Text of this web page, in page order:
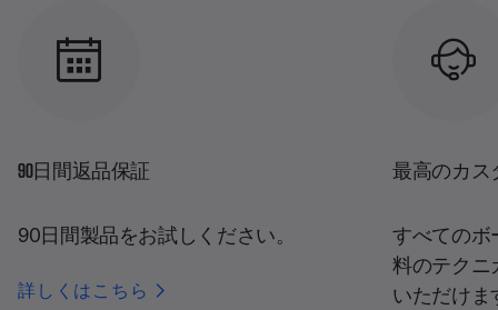
90日間返品保証
90日間製品をお試しください。
詳しくはこちら
最高のカス
すべてのボ
料のテクニ
いただけま